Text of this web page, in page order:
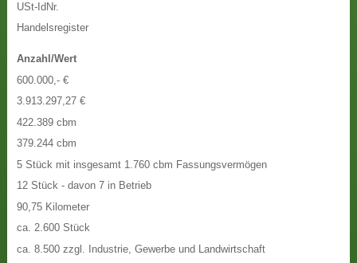
USt-IdNr.
Handelsregister
Anzahl/Wert
600.000,- €
3.913.297,27 €
422.389 cbm
379.244 cbm
5 Stück mit insgesamt 1.760 cbm Fassungsvermögen
12 Stück - davon 7 in Betrieb
90,75 Kilometer
ca. 2.600 Stück
ca. 8.500 zzgl. Industrie, Gewerbe und Landwirtschaft